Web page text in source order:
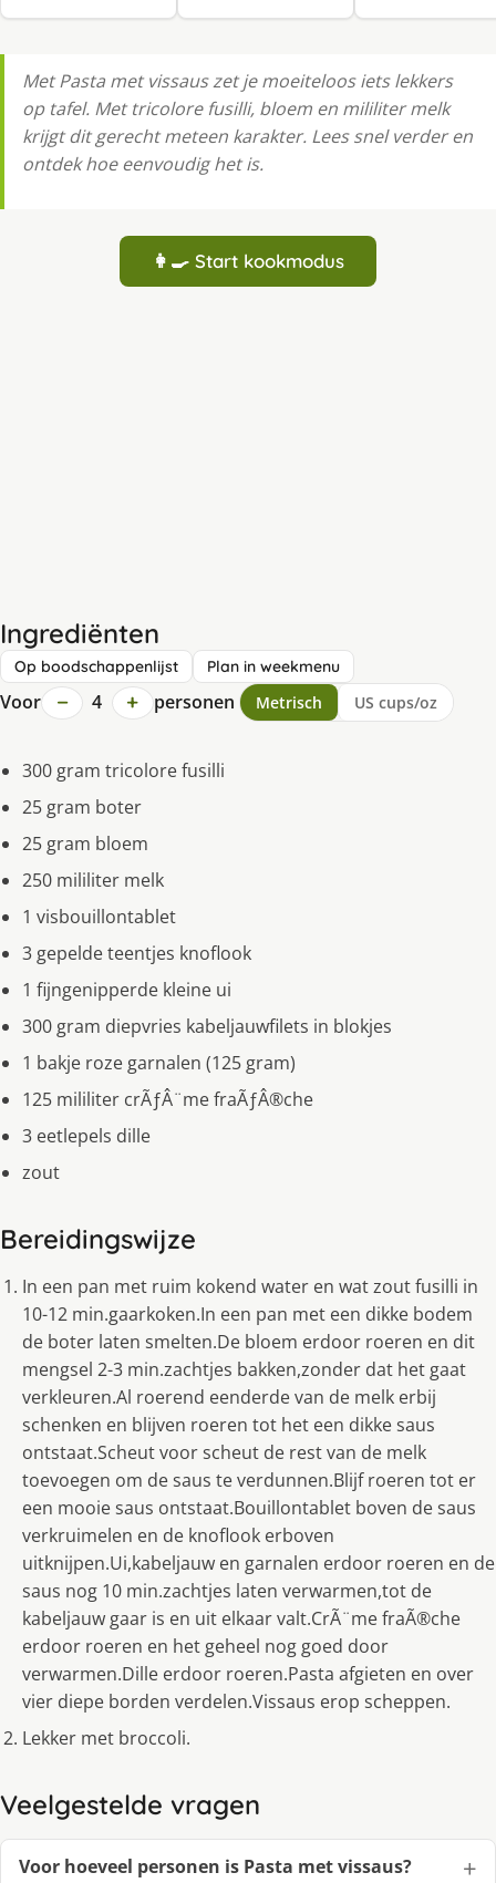
Met Pasta met vissaus zet je moeiteloos iets lekkers
op tafel. Met tricolore fusilli, bloem en mililiter melk
krijgt dit gerecht meteen karakter. Lees snel verder en
ontdek hoe eenvoudig het is.
👩‍🍳 Start kookmodus
Ingrediënten
Op boodschappenlijst Plan in weekmenu
Voor − 4 + personen Metrisch US cups/oz
300 gram tricolore fusilli
25 gram boter
25 gram bloem
250 mililiter melk
1 visbouillontablet
3 gepelde teentjes knoflook
1 fijngenipperde kleine ui
300 gram diepvries kabeljauwfilets in blokjes
1 bakje roze garnalen (125 gram)
125 mililiter crÃƒÂ¨me fraÃƒÂ®che
3 eetlepels dille
zout
Bereidingswijze
In een pan met ruim kokend water en wat zout fusilli in
10-12 min.gaarkoken.In een pan met een dikke bodem
de boter laten smelten.De bloem erdoor roeren en dit
mengsel 2-3 min.zachtjes bakken,zonder dat het gaat
verkleuren.Al roerend eenderde van de melk erbij
schenken en blijven roeren tot het een dikke saus
ontstaat.Scheut voor scheut de rest van de melk
toevoegen om de saus te verdunnen.Blijf roeren tot er
een mooie saus ontstaat.Bouillontablet boven de saus
verkruimelen en de knoflook erboven
uitknijpen.Ui,kabeljauw en garnalen erdoor roeren en de
saus nog 10 min.zachtjes laten verwarmen,tot de
kabeljauw gaar is en uit elkaar valt.CrÃ¨me fraÃ®che
erdoor roeren en het geheel nog goed door
verwarmen.Dille erdoor roeren.Pasta afgieten en over
vier diepe borden verdelen.Vissaus erop scheppen.
Lekker met broccoli.
Veelgestelde vragen
Voor hoeveel personen is Pasta met vissaus?